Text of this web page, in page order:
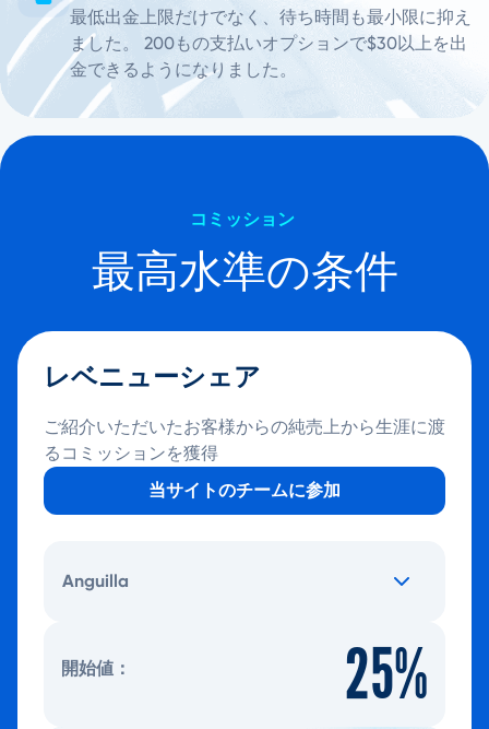
最低出金上限だけでなく、待ち時間も最小限に抑え
ました。 200もの支払いオプションで$30以上を出
金できるようになりました。
コミッション
最高水準の条件
レベニューシェア
ご紹介いただいたお客様からの純売上から生涯に渡
るコミッションを獲得
当サイトのチームに参加
Anguilla
開始値： 25%